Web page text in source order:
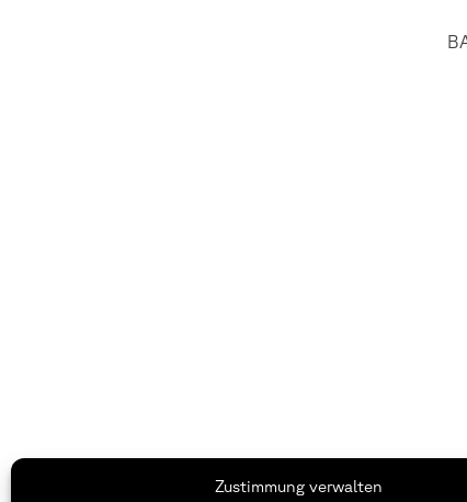
Zustimmung verwalten
THWS | Fakultät Gestaltung Würzburg